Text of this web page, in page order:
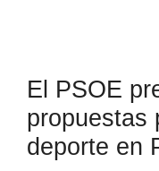
El PSOE
propuestas
deporte en